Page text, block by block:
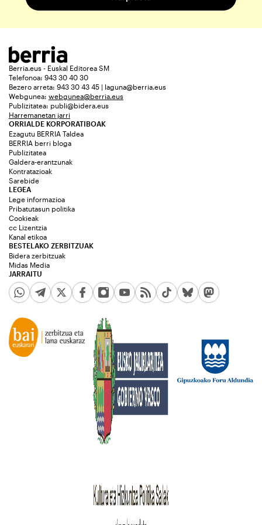
Berria.eus - Euskal Editorea SM
Telefonoa: 943 30 40 30
Bezero arreta: 943 30 43 45 | laguna@berria.eus
Webgunea: webgunea@berria.eus
Publizitatea: publi@bidera.eus
Harremanetan jarri
ORRIALDE KORPORATIBOAK
Ezagutu BERRIA Taldea
BERRIA berri bloga
Publizitatea
Galdera-erantzunak
Kontratazioak
Sarebide
JARRAITU
LEGEA
Lege informazioa
Pribatutasun politika
Cookieak
cc Lizentzia
Kanal etikoa
BESTELAKO ZERBITZUAK
Bidera zerbitzuak
Midas Media